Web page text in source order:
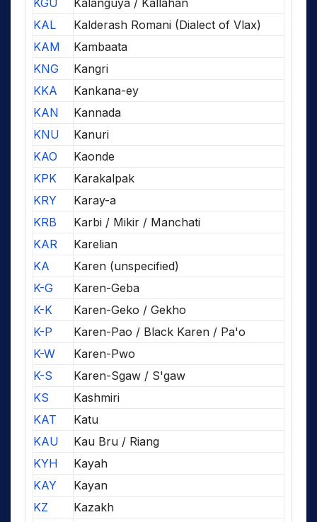
KGU
Kalanguya / Kallahan
KAL
Kalderash Romani (Dialect of Vlax)
KAM
Kambaata
KNG
Kangri
KKA
Kankana-ey
KAN
Kannada
KNU
Kanuri
KAO
Kaonde
KPK
Karakalpak
KRY
Karay-a
KRB
Karbi / Mikir / Manchati
KAR
Karelian
KA
Karen (unspecified)
K-G
Karen-Geba
K-K
Karen-Geko / Gekho
K-P
Karen-Pao / Black Karen / Pa'o
K-W
Karen-Pwo
K-S
Karen-Sgaw / S'gaw
KS
Kashmiri
KAT
Katu
KAU
Kau Bru / Riang
KYH
Kayah
KAY
Kayan
KZ
Kazakh